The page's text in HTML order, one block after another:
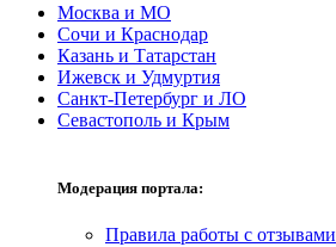
Москва и МО
Сочи и Краснодар
Казань и Татарстан
Ижевск и Удмуртия
Санкт-Петербург и ЛО
Севастополь и Крым
Модерация портала:
Правила работы с отзывами